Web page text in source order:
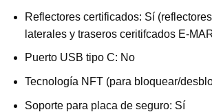
Reflectores certificados: Sí
laterales y traseros ceritifcados E-
Puerto USB tipo C: No
Tecnología NFT (para bloquear/
Soporte para placa de seguro: Sí